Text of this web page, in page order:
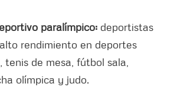
paralímpico: deportistas
rendimiento en deportes
tenis de mesa, fútbol sala,
olímpica y judo.